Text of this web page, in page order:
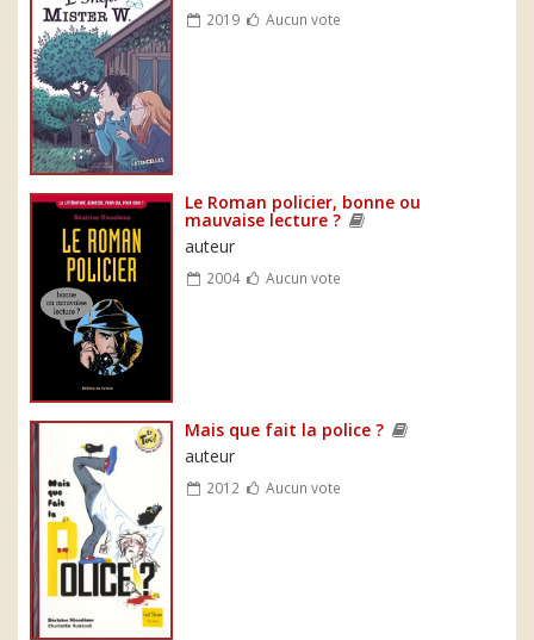
2019 Aucun vote
Le Roman policier, bonne ou
mauvaise lecture ?
auteur
2004 Aucun vote
Mais que fait la police ?
auteur
2012 Aucun vote